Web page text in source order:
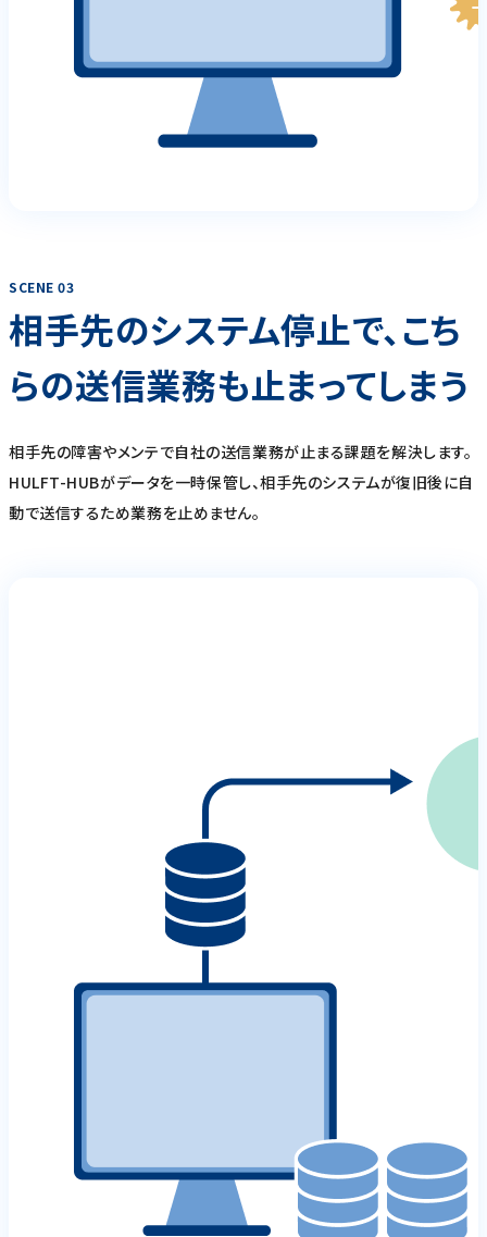
SCENE 03
相手先のシステム停止で、こち
らの送信業務も止まってしまう
相手先の障害やメンテで自社の送信業務が止まる課題を解決します。
HULFT-HUBがデータを一時保管し、相手先のシステムが復旧後に自
動で送信するため業務を止めません。